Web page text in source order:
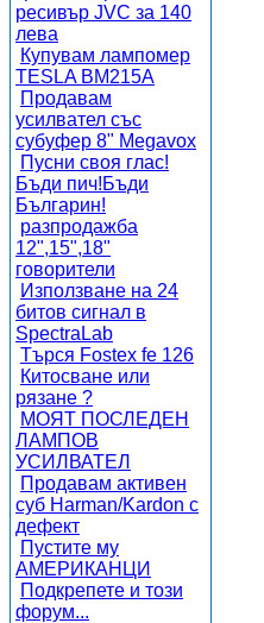
ресивър JVC за 140
лева
Купувам лампомер
TESLA BM215A
Продавам
усилвател със
субуфер 8" Megavox
Пусни своя глас!
Бъди пич!Бъди
Българин!
разпродажба
12",15",18"
говорители
Използване на 24
битов сигнал в
SpectraLab
Търся Fostex fe 126
Китосване или
рязане ?
МОЯТ ПОСЛЕДЕН
ЛАМПОВ
УСИЛВАТЕЛ
Продавам активен
суб Harman/Kardon с
дефект
Пустите му
АМЕРИКАНЦИ
Подкрепете и този
форум...